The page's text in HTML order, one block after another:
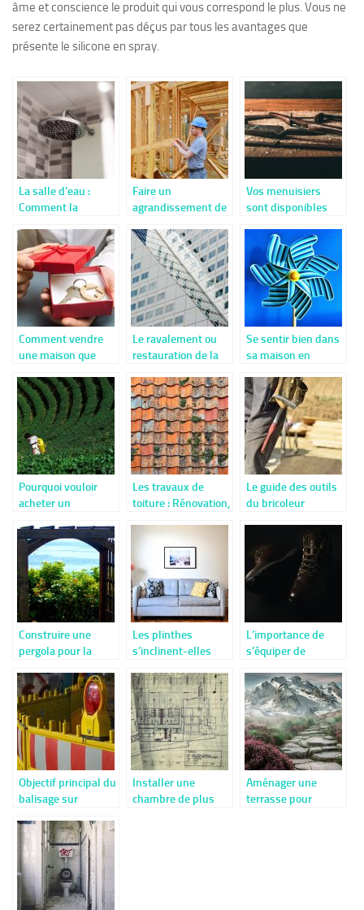
âme et conscience le produit qui vous correspond le plus. Vous ne
serez certainement pas déçus par tous les avantages que
présente le silicone en spray.
La salle d’eau :
Comment la
du jour ?
Faire un
agrandissement de
Vos menuisiers
sont disponibles
Comment vendre
une maison que
construire ?
Le ravalement ou
restauration de la
d’une bonne
entreprise
Se sentir bien dans
sa maison en
Pourquoi vouloir
acheter un
électrique ?
Les travaux de
toiture : Rénovation,
Le guide des outils
du bricoleur
Construire une
pergola pour la
simple
Les plinthes
s’inclinent-elles
légèrement après
leur installation ?
L’importance de
s’équiper de
sécurité lors du
travail du bois
Objectif principal du
balisage sur
Installer une
chambre de plus
Aménager une
terrasse pour